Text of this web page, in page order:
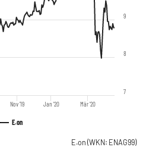
E.on
Nov '19 Jan '20 Mär '20
7
8
9
E.on (WKN: ENAG99)